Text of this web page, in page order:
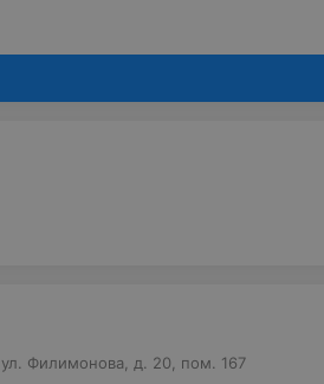
Филимонова, д. 20, пом. 167